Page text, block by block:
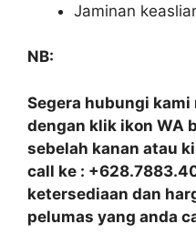
Jaminan
NB:
Segera hubungi kami
dengan klik ikon WA
sebelah kanan atau
call ke :
ketersediaan dan
pelumas yang anda